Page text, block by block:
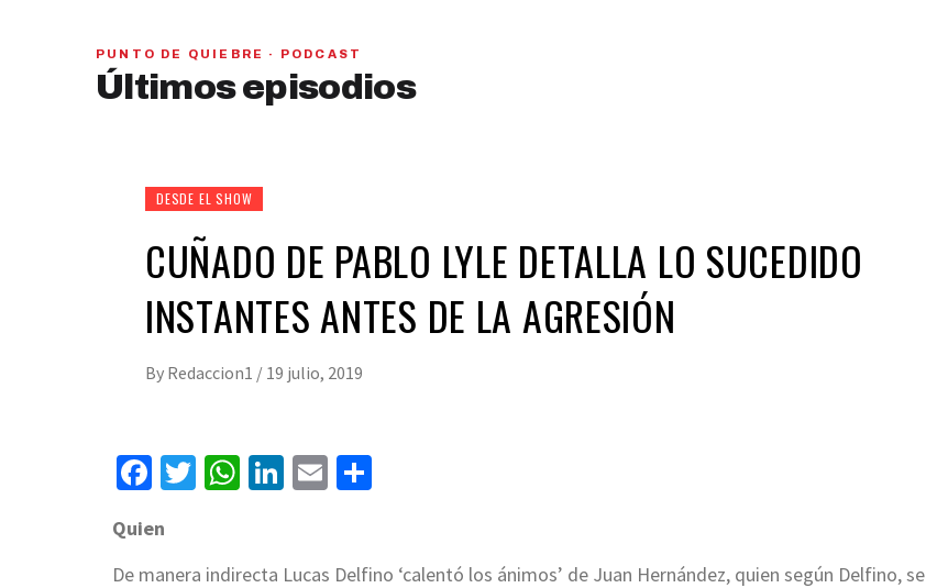
PUNTO DE QUIEBRE · PODCAST
Últimos episodios
PAN y MC se beneficiarían con una alianza,
señaló Gerardo Leal
DESDE EL SHOW
CUÑADO DE PABLO LYLE DETALLA LO SUCEDIDO
INSTANTES ANTES DE LA AGRESIÓN
By Redaccion1 / 19 julio, 2019
Facebook
Twitter
WhatsApp
LinkedIn
Email
Quien
De manera indirecta Lucas Delfino ‘calentó los ánimos’ de Juan Hernández, quien según Delfino, se